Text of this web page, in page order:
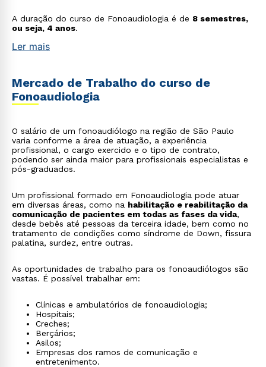
A duração do curso de Fonoaudiologia é de 8 semestres,
ou seja, 4 anos.
Ler mais
Mercado de Trabalho do curso de
Fonoaudiologia
O salário de um fonoaudiólogo na região de São Paulo
varia conforme a área de atuação, a experiência
profissional, o cargo exercido e o tipo de contrato,
podendo ser ainda maior para profissionais especialistas e
pós-graduados.
Um profissional formado em Fonoaudiologia pode atuar
em diversas áreas, como na habilitação e reabilitação da
comunicação de pacientes em todas as fases da vida,
desde bebês até pessoas da terceira idade, bem como no
tratamento de condições como síndrome de Down, fissura
palatina, surdez, entre outras.
As oportunidades de trabalho para os fonoaudiólogos são
vastas. É possível trabalhar em:
Clínicas e ambulatórios de fonoaudiologia;
Hospitais;
Creches;
Berçários;
Asilos;
Empresas dos ramos de comunicação e
entretenimento.